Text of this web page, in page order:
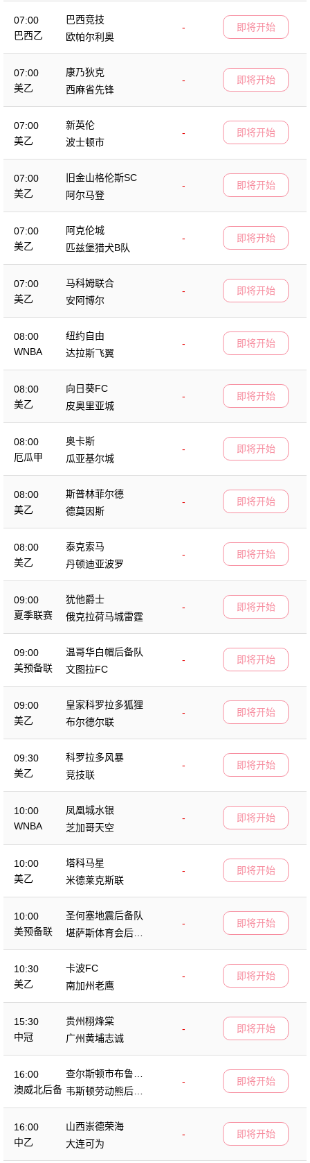
07:00
巴西乙
巴西竞技
-
欧帕尔利奥
即将开始
07:00
美乙
康乃狄克
-
西麻省先锋
即将开始
07:00
美乙
新英伦
-
波士顿市
即将开始
07:00
美乙
旧金山格伦斯SC
-
阿尔马登
即将开始
07:00
美乙
阿克伦城
-
匹兹堡猎犬B队
即将开始
07:00
美乙
马科姆联合
-
安阿博尔
即将开始
08:00
WNBA
纽约自由
-
达拉斯飞翼
即将开始
08:00
美乙
向日葵FC
-
皮奥里亚城
即将开始
08:00
厄瓜甲
奥卡斯
-
瓜亚基尔城
即将开始
08:00
美乙
斯普林菲尔德
-
德莫因斯
即将开始
08:00
美乙
泰克索马
-
丹顿迪亚波罗
即将开始
09:00
夏季联赛
犹他爵士
-
俄克拉荷马城雷霆
即将开始
09:00
美预备联
温哥华白帽后备队
-
文图拉FC
即将开始
09:00
美乙
皇家科罗拉多狐狸
-
布尔德尔联
即将开始
09:30
美乙
科罗拉多风暴
-
竞技联
即将开始
10:00
WNBA
凤凰城水银
-
芝加哥天空
即将开始
10:00
美乙
塔科马星
-
米德莱克斯联
即将开始
10:00
美预备联
圣何塞地震后备队
-
堪萨斯体育会后备
队
即将开始
10:30
美乙
卡波FC
-
南加州老鹰
即将开始
15:30
中冠
贵州栩烽棠
-
广州黄埔志诚
即将开始
16:00
澳威北后备
查尔斯顿市布鲁斯
后备队
-
韦斯顿劳动熊后备
队
即将开始
16:00
中乙
山西崇德荣海
-
大连可为
即将开始